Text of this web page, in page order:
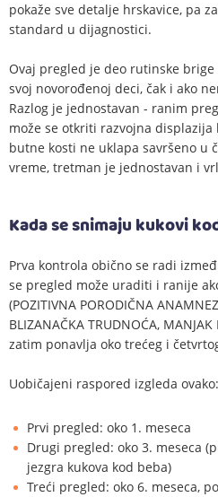
pokaže sve detalje hrskavice, pa
standard u dijagnostici.
Ovaj pregled je deo rutinske
svoj novorođenoj deci, čak i ako
Razlog je jednostavan - ranim
može se otkriti razvojna displazija
butne kosti ne uklapa savršeno u
vreme, tretman je jednostavan i
Kada se snimaju kukovi
Prva kontrola obično se radi
se pregled može uraditi i ranije
(POZITIVNA PORODIČNA
BLIZANAČKA TRUDNOĆA,
zatim ponavlja oko trećeg i
Uobičajeni raspored izgleda ovako:
Prvi pregled: oko 1. meseca
Drugi pregled: oko 3. meseca
jezgra kukova kod beba)
Treći pregled: oko 6. meseca,